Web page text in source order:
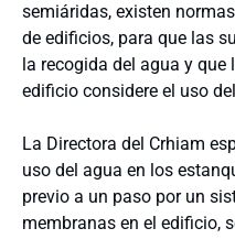
semiáridas, existen
de edificios, para que las
la recogida del agua y que
edificio considere el uso
La Directora del Crhiam
uso del agua en los
previo a un paso por un
membranas en el edificio,